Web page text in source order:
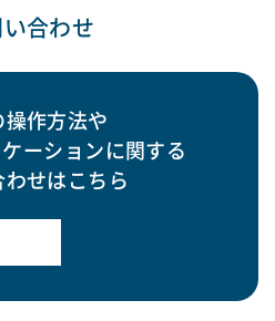
合わせ
操作方法や
ーションに関する
わせはこちら